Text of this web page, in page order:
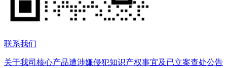
联系我们
关于我司核心产品遭涉嫌侵犯知识产权事宜及已立案查处公告